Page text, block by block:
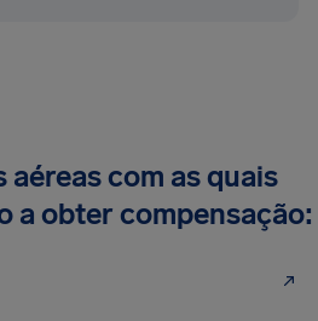
com as quais
a obter compensação: